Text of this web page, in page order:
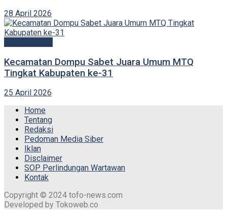
28 April 2026
Kecamatan Dompu Sabet Juara Umum MTQ
Tingkat Kabupaten ke-31
25 April 2026
Home
Tentang
Redaksi
Pedoman Media Siber
Iklan
Disclaimer
SOP Perlindungan Wartawan
Kontak
Copyright © 2024 tofo-news.com
Developed by Tokoweb.co